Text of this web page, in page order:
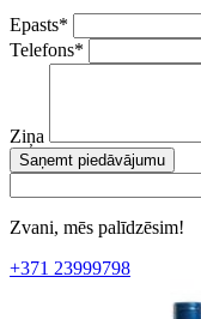
Epasts*
Telefons*
Ziņa
Saņemt piedāvājumu
Zvani, mēs palīdzēsim!
+371 23999798